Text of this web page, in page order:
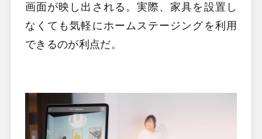
画面が映し出される。実際、家具を設置し
なくても気軽にホームステージングを利用
できるのが利点だ。